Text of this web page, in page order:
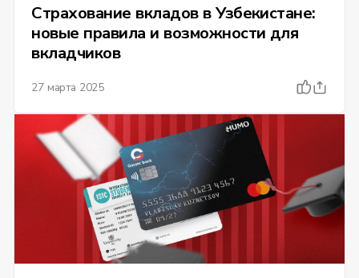
Страхование вкладов в Узбекистане:
новые правила и возможности для
вкладчиков
27 марта 2025